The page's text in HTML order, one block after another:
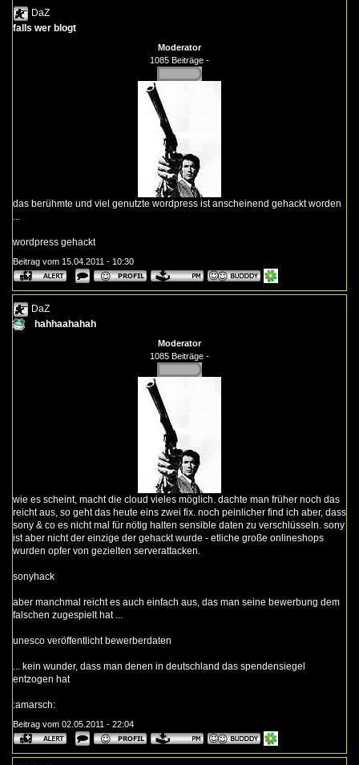
DaZ
falls wer blogt
Moderator
1085 Beiträge -
das berühmte und viel genutzte wordpress ist anscheinend gehackt worden
wordpress gehackt
Beitrag vom 15.04.2011 - 10:30
DaZ
hahhaahahah
Moderator
1085 Beiträge -
wie es scheint, macht die cloud vieles möglich. dachte man früher noch das
reicht aus, so geht das heute eins zwei fix. noch peinlicher find ich aber, dass
sony & co es nicht mal für nötig halten sensible daten zu verschlüsseln. sony
ist aber nicht der einzige der gehackt wurde - etliche große onlineshops
wurden opfer von gezielten serverattacken.
sonyhack
aber manchmal reicht es auch einfach aus, das man seine bewerbung dem
falschen zugespielt hat ...
unesco veröffentlicht bewerberdaten
... kein wunder, dass man denen in deutschland das spendensiegel
entzogen hat
:amarsch:
Beitrag vom 02.05.2011 - 22:04